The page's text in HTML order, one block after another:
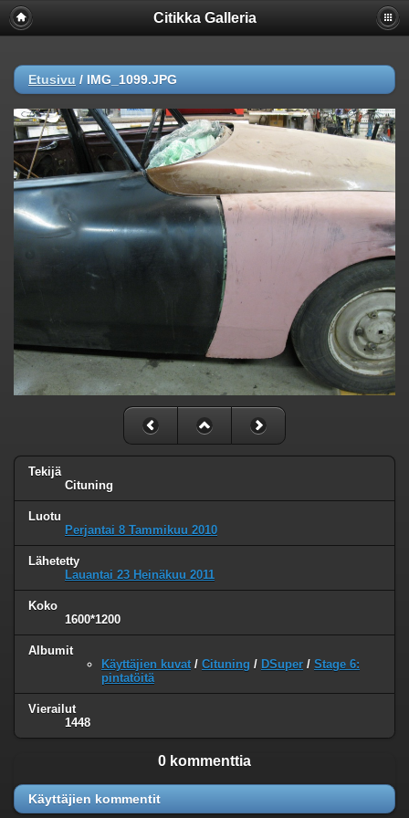
Citikka Galleria
Etusivu / IMG_1099.JPG
Tekijä
Cituning
Luotu
Perjantai 8 Tammikuu 2010
Lähetetty
Lauantai 23 Heinäkuu 2011
Koko
1600*1200
Albumit
Käyttäjien kuvat / Cituning / DSuper / Stage 6:
pintatöitä
Vierailut
1448
0 kommenttia
Käyttäjien kommentit